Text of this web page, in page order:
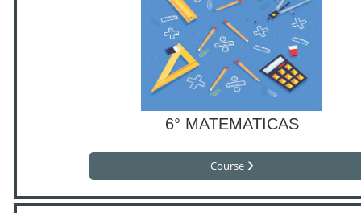
6° MATEMATICAS
Course